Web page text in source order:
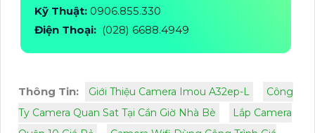
Kỹ Thuật: 0906.855.330
Điện Thoại: (028) 6688.4949
Thông Tin: Giới Thiệu Camera Imou A32ep-L
Công
Ty Camera Quan Sat Tại Cần Giờ Nhà Bè
Lắp Camera